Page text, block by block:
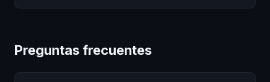
Preguntas frecuentes